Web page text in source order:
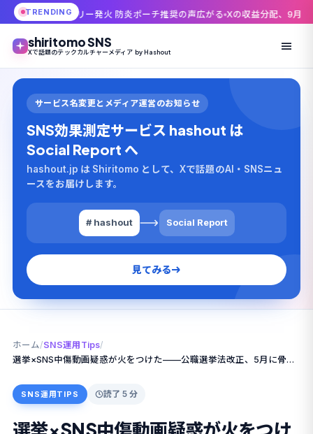
TRENDING
ー発火 防炎ポーチ推奨の声広がる Xの収益分配、9月7日で幕引き——新プ
shiritomo SNS
Xで話題のテックカルチャーメディア by Hashout
サービス名変更とメディア運営のお知らせ
SNS効果測定サービス hashout は
Social Report へ
hashout.jp は Shiritomo として、Xで話題のAI・SNSニュ
ースをお届けします。
# hashout Social Report
見てみる
ホーム /SNS運用Tips/
選挙×SNS中傷動画疑惑が火をつけた——公職選挙法改正、5月に骨子まとめへ
SNS運用TIPS 読了 5 分
選挙×SNS中傷動画疑惑が火をつけ